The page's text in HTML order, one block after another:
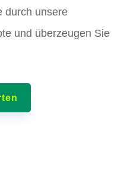
durch unsere
und überzeugen Sie